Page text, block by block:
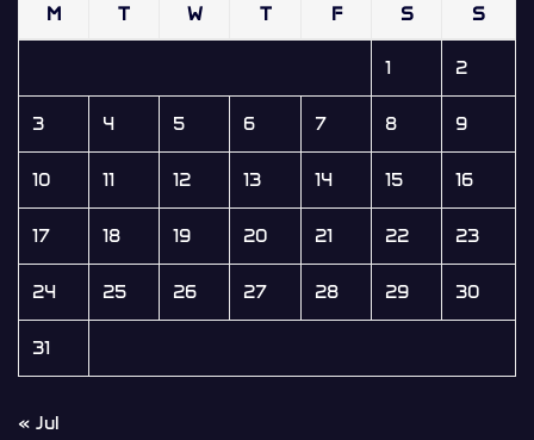
M T W T F S S
1 2
3 4 5 6 7 8 9
10 11 12 13 14 15 16
17 18 19 20 21 22 23
24 25 26 27 28 29 30
31
« Jul